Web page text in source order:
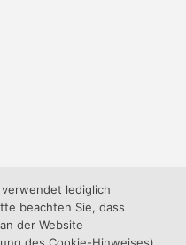
lediglich
beachten Sie, dass
der Website